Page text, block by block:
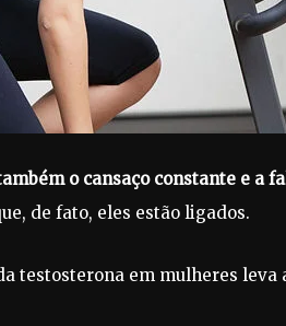
o cansaço constante e a
de fato, eles estão ligados.
testosterona em mulheres leva